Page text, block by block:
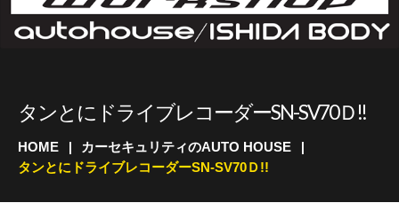
タンとにドライブレコーダーSN-SV70Ｄ!!
HOME
カーセキュリティのAUTO HOUSE
タンとにドライブレコーダーSN-SV70Ｄ!!